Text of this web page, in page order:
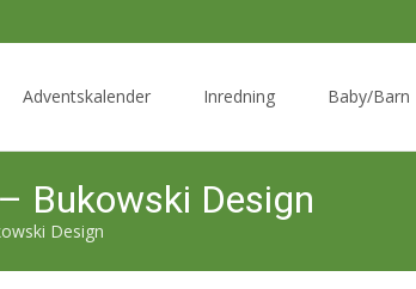
Adventskalender Inredning Baby/Barn
Bukowski Design
Design